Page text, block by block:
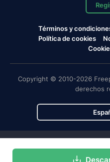
Términos y
Política de cookies
Copyright © 2010-2026
derechos